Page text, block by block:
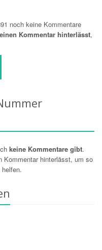
noch keine Kommentare
Kommentar hinterlässt,
keine Kommentare gibt.
Kommentar hinterlässt, um so